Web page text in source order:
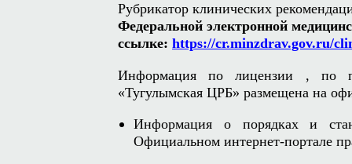
Рубрикатор клинических
Федеральной электронной
ссылке: https://cr.minzdrav.gov.ru/
Информация по лицензии , по
«Тугулымская ЦРБ» размещена на
Информация о порядках и
Официальном интернет-портале